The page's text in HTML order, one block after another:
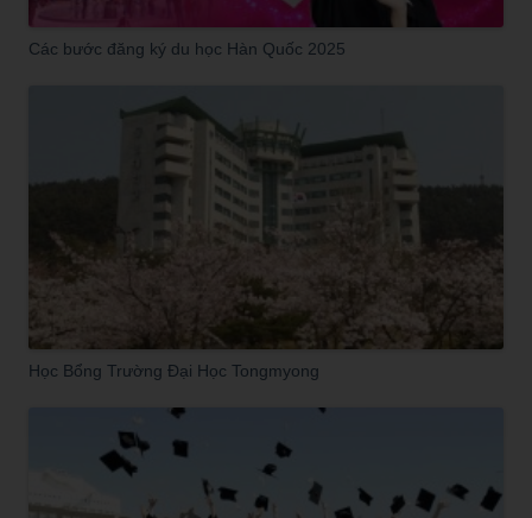
Các bước đăng ký du học Hàn Quốc 2025
Học Bổng Trường Đại Học Tongmyong